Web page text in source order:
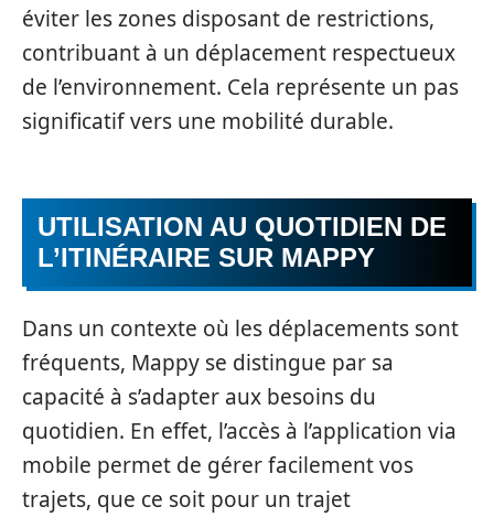
éviter les zones disposant de restrictions,
contribuant à un déplacement respectueux
de l’environnement. Cela représente un pas
significatif vers une mobilité durable.
UTILISATION AU QUOTIDIEN DE
L’ITINÉRAIRE SUR MAPPY
Dans un contexte où les déplacements sont
fréquents, Mappy se distingue par sa
capacité à s’adapter aux besoins du
quotidien. En effet, l’accès à l’application via
mobile permet de gérer facilement vos
trajets, que ce soit pour un trajet